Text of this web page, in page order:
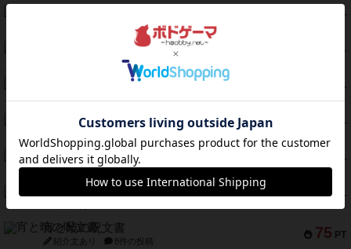
PT
1件の投稿
PT
1件の投稿
PT
ファースト・イン・フライト
PT
モズビ－ズ・レイダ－ズ
PT
テンプテーション
紹介文なし 2件の投稿
78 PT
75 PT
宵と暁の呪文書
紹介文あり 8件の投稿